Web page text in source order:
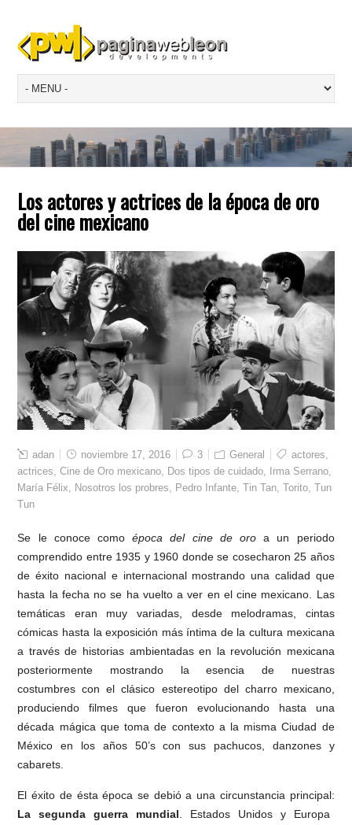
Los actores y actrices de la época de oro
del cine mexicano
adan noviembre 17, 2016 3 General actores
actrices ,Cine de Oro mexicano Dos tipos de cuidado Irma Serrano
María Félix
Nosotros los probres Pedro Infante ,Tin Tan ,Torito ,Tun
Tun
Se le conoce comoépoca del cine de oro a un periodo
comprendido entre 1935 y 1960 donde se cosecharon 25 años
de éxito nacional e internacional mostrando una calidad que
hasta la fecha no se ha vuelto a ver en el cine mexicano. Las
temáticas eran muy variadas, desde melodramas, cintas
cómicas hasta la exposición más íntima de la cultura mexicana
a través de historias ambientadas en la revolución mexicana
posteriormente mostrando la esencia de nuestras
costumbres con el clásico estereotipo del charro mexicano,
produciendo filmes que fueron evolucionando hasta una
década mágica que toma de contexto a la misma Ciudad de
México en los años 50’s con sus pachucos, danzones y
cabarets.
El éxito de ésta época se debió a una circunstancia principal:
La segunda guerra mundial . Estados Unidos y Europa